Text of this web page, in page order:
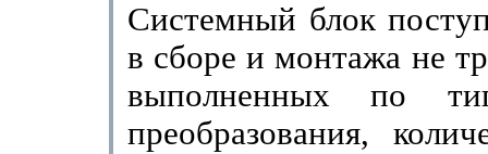
Системный блок
в сборе и монтажа не
выполненных по
преобразования,